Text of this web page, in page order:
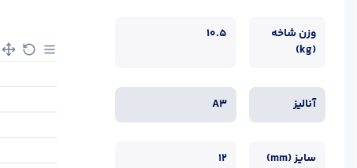
وزن شاخه
(kg)
10.5
آنالیز A3
سایز (mm) 12